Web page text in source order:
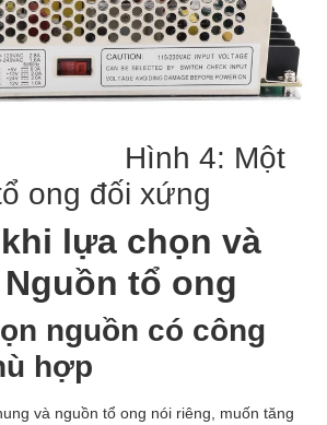
4: Một
ong đối xứng
lựa chọn và
tổ ong
nguồn có công
hợp
và nguồn tổ ong nói riêng, muốn tăng